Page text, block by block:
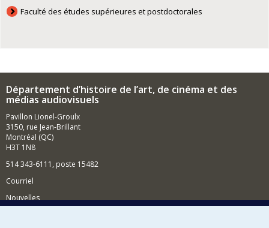
Faculté des études supérieures et postdoctorales
Département d’histoire de l’art, de cinéma et des
médias audiovisuels
Pavillon Lionel-Groulx
3150, rue Jean-Brillant
Montréal (QC)
H3T 1N8
514 343-6111, poste 15482
Courriel
Nouvelles